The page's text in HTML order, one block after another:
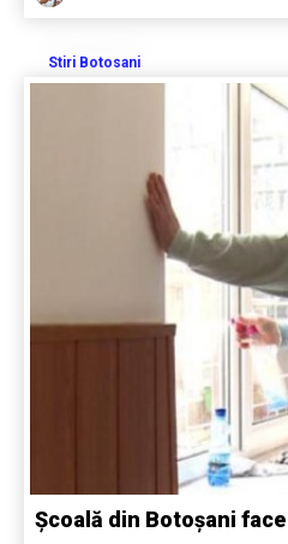
Stiri Botosani
Școală din Botoșani